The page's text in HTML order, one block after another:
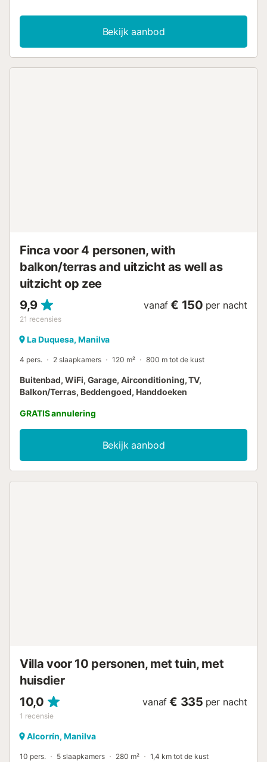
hoofdslaapkamer is voorzien van een jacuzzi. De villa is
smaakvol ingericht en beschikt over een ruime open
woon-/eetkamer en een goed uitgeruste keuken. Er is ook
voldoende zitgelegenheid en directe toegang tot de
Bekijk aanbod
Finca voor 4 personen, with
balkon/terras and uitzicht as well as
uitzicht op zee
9,9
21 recensies
vanaf € 150 per nacht
La Duquesa, Manilva
4 pers. 2 slaapkamers 120 m² 800 m tot de kust
Buitenbad, WiFi, Garage, Airconditioning, TV,
Balkon/Terras, Beddengoed, Handdoeken
GRATIS annulering
Bekijk aanbod
Villa voor 10 personen, met tuin, met
huisdier
10,0
1 recensie
vanaf € 335 per nacht
Alcorrín, Manilva
10 pers. 5 slaapkamers 280 m² 1,4 km tot de kust